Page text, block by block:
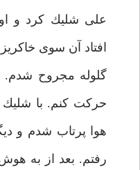
على شليك كرد و
افتاد آن سوى
گلوله مجروح شدم.
حركت كنم. با شليك
هوا پرتاب شدم و
رفتم. بعد از به